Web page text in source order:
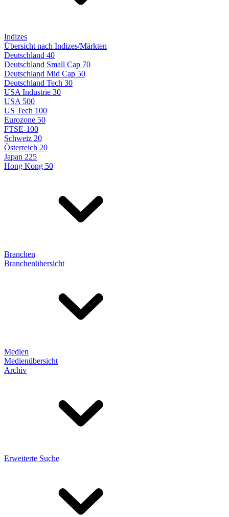
Indizes
Übersicht nach Indizes/Märkten
Deutschland 40
Deutschland Small Cap 70
Deutschland Mid Cap 50
Deutschland Tech 30
USA Industrie 30
USA 500
US Tech 100
Eurozone 50
FTSE-100
Schweiz 20
Österreich 20
Japan 225
Hong Kong 50
Branchen
Branchenübersicht
Medien
Medienübersicht
Archiv
Erweiterte Suche